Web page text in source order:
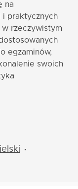
na
i praktycznych
rzeczywistym
egzaminów,
swoich
•